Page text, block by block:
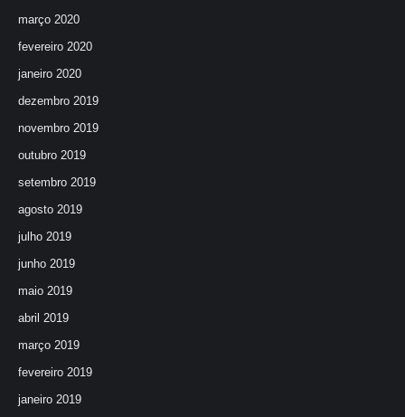
março 2020
fevereiro 2020
janeiro 2020
dezembro 2019
novembro 2019
outubro 2019
setembro 2019
agosto 2019
julho 2019
junho 2019
maio 2019
abril 2019
março 2019
fevereiro 2019
janeiro 2019